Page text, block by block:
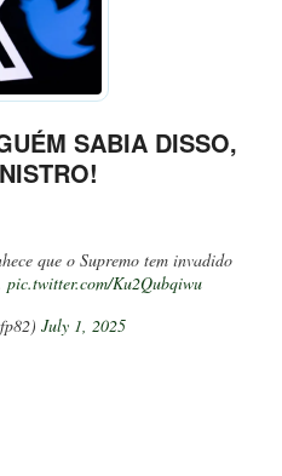
SABIA DISSO,
que o Supremo tem invadido
pic.twitter.com/Ku2Qubqiwu
July 1, 2025